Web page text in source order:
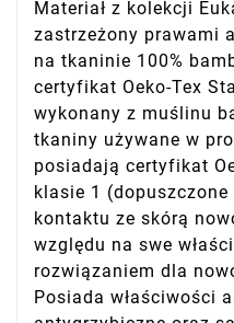
Materiał z kolekcji
zastrzeżony prawami
na tkaninie 100%
certyfikat Oeko-Tex
wykonany z muślinu
tkaniny używane w
posiadają certyfikat
klasie 1
kontaktu ze skórą
względu na swe
rozwiązaniem dla
Posiada właściwości